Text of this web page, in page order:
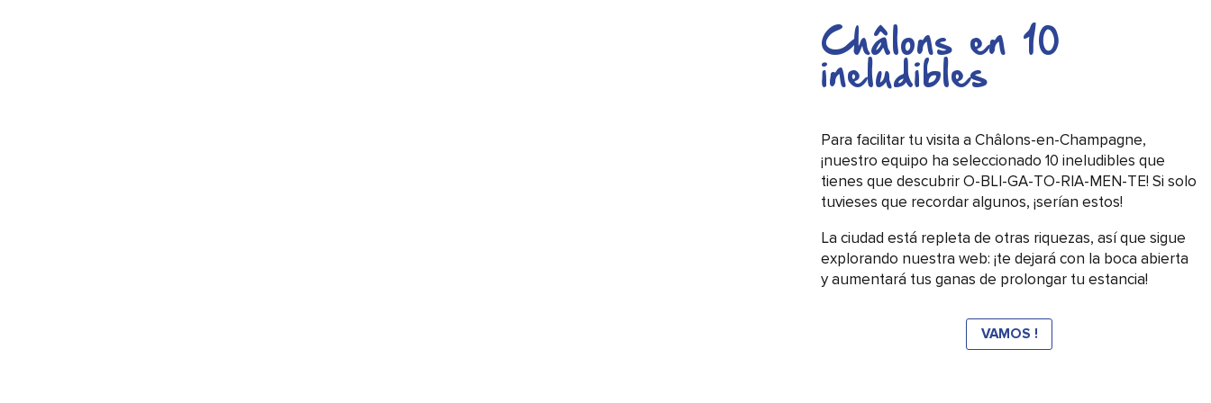
Châlons en 10
ineludibles
Para facilitar tu visita a Châlons-en-Champagne,
¡nuestro equipo ha seleccionado 10 ineludibles que
tienes que descubrir O-BLI-GA-TO-RIA-MEN-TE! Si solo
tuvieses que recordar algunos, ¡serían estos!
La ciudad está repleta de otras riquezas, así que sigue
explorando nuestra web: ¡te dejará con la boca abierta
y aumentará tus ganas de prolongar tu estancia!
VAMOS !